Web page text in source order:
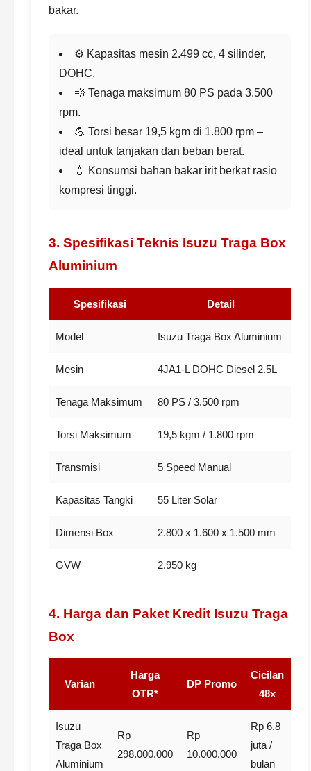
bakar.
⚙️ Kapasitas mesin 2.499 cc, 4 silinder,
DOHC.
💨 Tenaga maksimum 80 PS pada 3.500
rpm.
💪 Torsi besar 19,5 kgm di 1.800 rpm –
ideal untuk tanjakan dan beban berat.
💧 Konsumsi bahan bakar irit berkat rasio
kompresi tinggi.
3. Spesifikasi Teknis Isuzu Traga Box
Aluminium
Spesifikasi Detail
Model Isuzu Traga Box Aluminium
Mesin 4JA1-L DOHC Diesel 2.5L
Tenaga Maksimum 80 PS / 3.500 rpm
Torsi Maksimum 19,5 kgm / 1.800 rpm
Transmisi 5 Speed Manual
Kapasitas Tangki 55 Liter Solar
Dimensi Box 2.800 x 1.600 x 1.500 mm
GVW 2.950 kg
4. Harga dan Paket Kredit Isuzu Traga
Box
Varian
Harga
OTR*
DP Promo
Cicilan
48x
Isuzu
Traga Box
Aluminium
Rp
298.000.000
Rp
10.000.000
Rp 6,8
juta /
bulan